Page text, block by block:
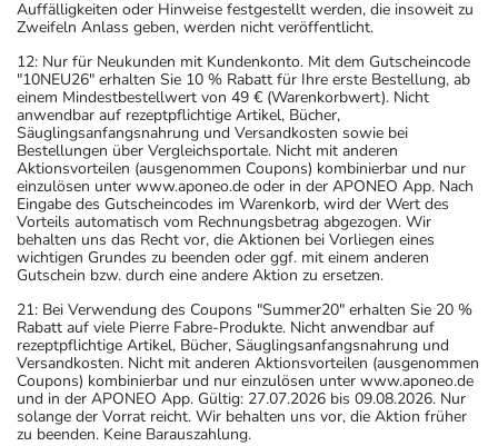
Auffälligkeiten oder Hinweise festgestellt werden, die insoweit zu
Zweifeln Anlass geben, werden nicht veröffentlicht.
12: Nur für Neukunden mit Kundenkonto. Mit dem Gutscheincode
"10NEU26" erhalten Sie 10 % Rabatt für Ihre erste Bestellung, ab
einem Mindestbestellwert von 49 € (Warenkorbwert). Nicht
anwendbar auf rezeptpflichtige Artikel, Bücher,
Säuglingsanfangsnahrung und Versandkosten sowie bei
Bestellungen über Vergleichsportale. Nicht mit anderen
Aktionsvorteilen (ausgenommen Coupons) kombinierbar und nur
einzulösen unter www.aponeo.de oder in der APONEO App. Nach
Eingabe des Gutscheincodes im Warenkorb, wird der Wert des
Vorteils automatisch vom Rechnungsbetrag abgezogen. Wir
behalten uns das Recht vor, die Aktionen bei Vorliegen eines
wichtigen Grundes zu beenden oder ggf. mit einem anderen
Gutschein bzw. durch eine andere Aktion zu ersetzen.
21: Bei Verwendung des Coupons "Summer20" erhalten Sie 20 %
Rabatt auf viele Pierre Fabre-Produkte. Nicht anwendbar auf
rezeptpflichtige Artikel, Bücher, Säuglingsanfangsnahrung und
Versandkosten. Nicht mit anderen Aktionsvorteilen (ausgenommen
Coupons) kombinierbar und nur einzulösen unter www.aponeo.de
und in der APONEO App. Gültig: 27.07.2026 bis 09.08.2026. Nur
solange der Vorrat reicht. Wir behalten uns vor, die Aktion früher
zu beenden. Keine Barauszahlung.